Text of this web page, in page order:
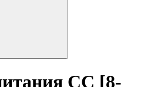
CC [8-